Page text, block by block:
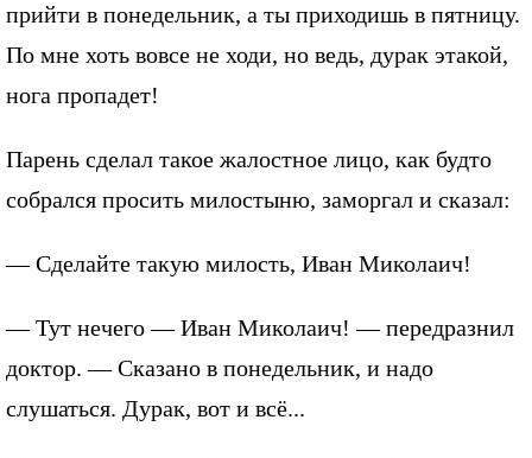
прийти в понедельник, а ты приходишь в пятницу.
По мне хоть вовсе не ходи, но ведь, дурак этакой,
нога пропадет!
Парень сделал такое жалостное лицо, как будто
собрался просить милостыню, заморгал и сказал:
— Сделайте такую милость, Иван Миколаич!
— Тут нечего — Иван Миколаич! — передразнил
доктор. — Сказано в понедельник, и надо
слушаться. Дурак, вот и всё...